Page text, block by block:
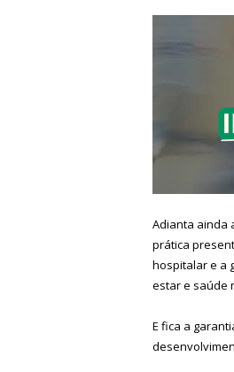
Adianta ainda
prática
hospitalar e a
estar e saúde
E fica a